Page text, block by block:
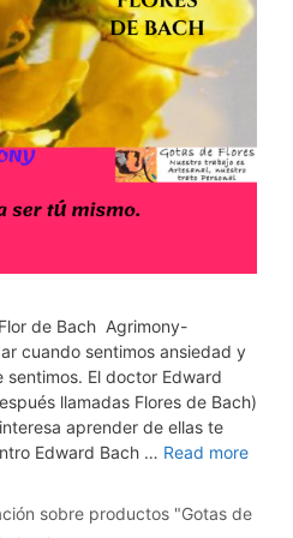
de Bach Agrimony-
cuando sentimos ansiedad y
El doctor Edward
llamadas Flores de Bach)
aprender de ellas te
Edward Bach … Read more
sobre productos "Gotas de